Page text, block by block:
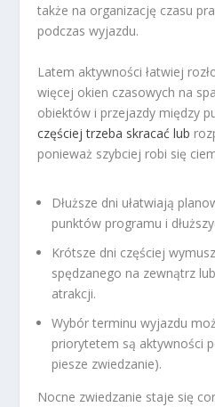
także na organizację czasu
podczas wyjazdu.
Latem aktywności łatwiej
więcej okien czasowych na
obiektów i przejazdy między
częściej trzeba skracać lub
ponieważ szybciej robi się
Dłuższe dni ułatwiają
punktów programu i
Krótsze dni częściej
spędzanego na zewnątrz
atrakcji.
Wybór terminu wyjazdu
priorytetem są aktywności
piesze zwiedzanie).
Nocne zwiedzanie staje się